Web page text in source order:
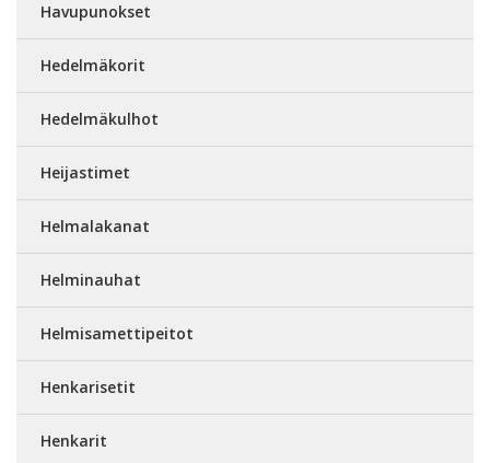
Havupunokset
Hedelmäkorit
Hedelmäkulhot
Heijastimet
Helmalakanat
Helminauhat
Helmisamettipeitot
Henkarisetit
Henkarit